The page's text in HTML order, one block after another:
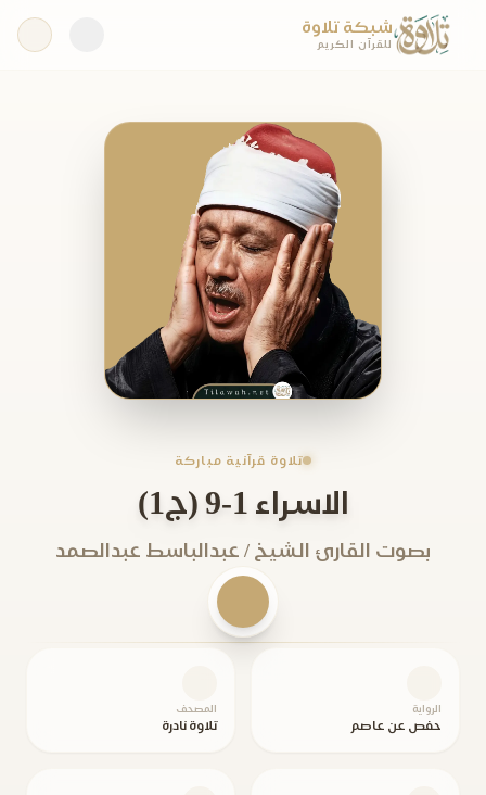
شبكة تلاوة
للقرآن الكريم
تلاوة قرآنية مباركة
الاسراء 1-9 (ج1)
بصوت القارئ الشيخ / عبدالباسط عبدالصمد
الرواية
حفص عن عاصم
المصحف
تلاوة نادرة